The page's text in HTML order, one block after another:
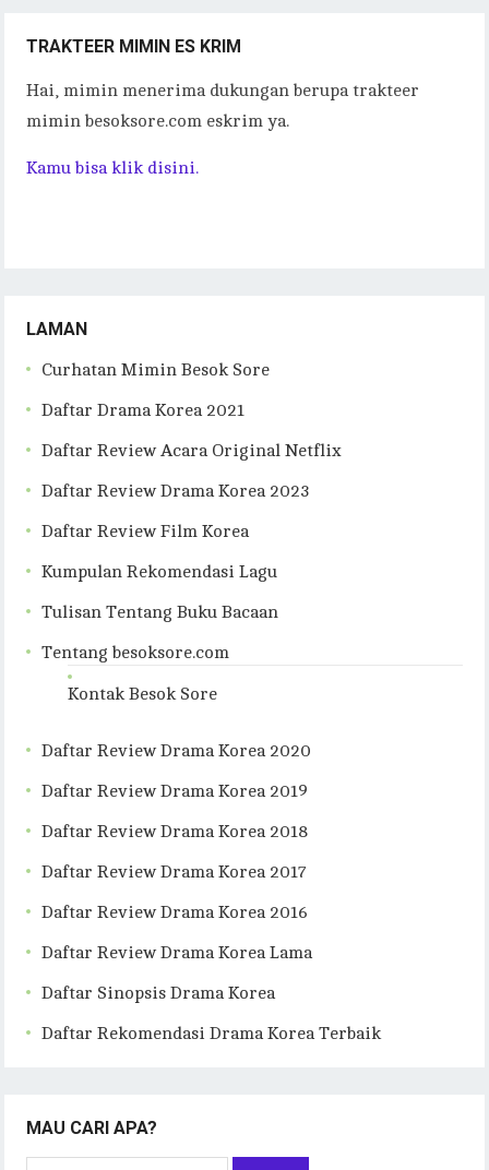
TRAKTEER MIMIN ES KRIM
Hai, mimin menerima dukungan berupa trakteer
mimin besoksore.com eskrim ya.
Kamu bisa klik disini.
LAMAN
Curhatan Mimin Besok Sore
Daftar Drama Korea 2021
Daftar Review Acara Original Netflix
Daftar Review Drama Korea 2023
Daftar Review Film Korea
Kumpulan Rekomendasi Lagu
Tulisan Tentang Buku Bacaan
Tentang besoksore.com
Kontak Besok Sore
Daftar Review Drama Korea 2020
Daftar Review Drama Korea 2019
Daftar Review Drama Korea 2018
Daftar Review Drama Korea 2017
Daftar Review Drama Korea 2016
Daftar Review Drama Korea Lama
Daftar Sinopsis Drama Korea
Daftar Rekomendasi Drama Korea Terbaik
MAU CARI APA?